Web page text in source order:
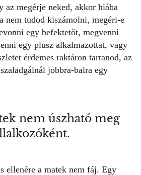
az megérje neked, akkor hiába
nem tudod kiszámolni, megéri-e
egy befektetőt, megvenni
egy plusz alkalmazottat, vagy
érdemes raktáron tartanod, az
jobbra-balra egy
nem úszható meg
ellenére a matek nem fáj. Egy